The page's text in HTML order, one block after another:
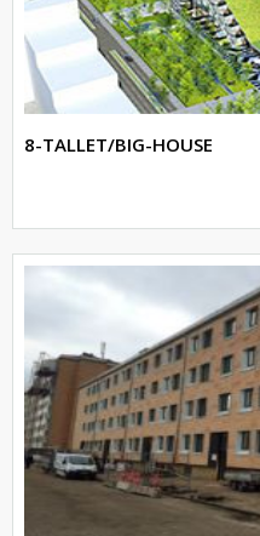
8-TALLET/BIG-HOUSE